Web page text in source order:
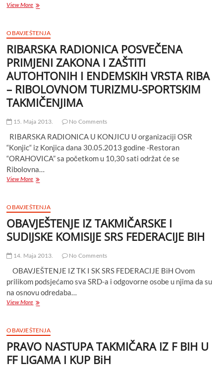
View MoreKUP
u
Plovku
za
seniore
i
seniorke
OBAVJEŠTENJA
RIBARSKA RADIONICA POSVEČENA
PRIMJENI ZAKONA I ZAŠTITI
AUTOHTONIH I ENDEMSKIH VRSTA RIBA
– RIBOLOVNOM TURIZMU-SPORTSKIM
TAKMIČENJIMA
15. Maja 2013. No Comments
RIBARSKA RADIONICA U KONJICU U organizaciji OSR
“Konjic“ iz Konjica dana 30.05.2013 godine -Restoran
“ORAHOVICA” sa početkom u 10,30 sati održat će se
Ribolovna…
View MoreRIBARSKA
PRIMJENI
ZAKONA
I
ZAŠTITI
AUTOHTONIH
ENDEMSKIH
VRSTA
–
RIBOLOVNOM
TURIZMU-
OBAVJEŠTENJA
OBAVJEŠTENJE IZ TAKMIČARSKE I
SUDIJSKE KOMISIJE SRS FEDERACIJE BIH
14. Maja 2013. No Comments
OBAVJEŠTENJE IZ TK I SK SRS FEDERACIJE BiH Ovom
prilikom podsjećamo sva SRD-a i odgovorne osobe u njima da su
na osnovu odredaba…
View MoreOBAVJEŠTENJE
I
SUDIJSKE
KOMISIJE
SRS
FEDERACIJE
OBAVJEŠTENJA
PRAVO NASTUPA TAKMIČARA IZ F BIH U
FF LIGAMA I KUP BiH